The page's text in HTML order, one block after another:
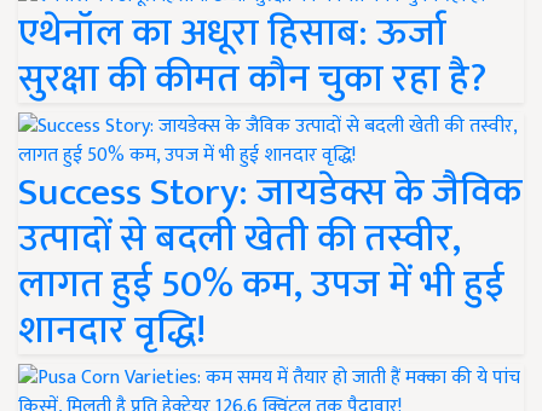
एथेनॉल का अधूरा हिसाब: ऊर्जा
सुरक्षा की कीमत कौन चुका रहा है?
Success Story: जायडेक्स के जैविक
उत्पादों से बदली खेती की तस्वीर,
लागत हुई 50% कम, उपज में भी हुई
शानदार वृद्धि!